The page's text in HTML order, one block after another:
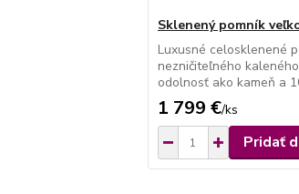
Sklenený pomník
Luxusné celosklenené
nezničiteľného
odolnosť ako kameň a
1 799 €/ks
Pridať